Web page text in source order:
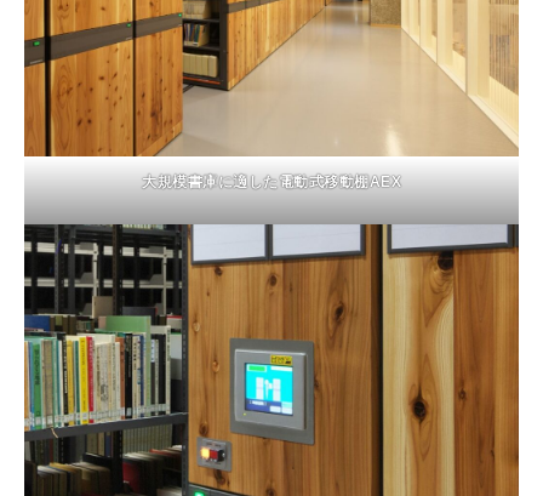
大規模書庫に適した電動式移動棚AEX